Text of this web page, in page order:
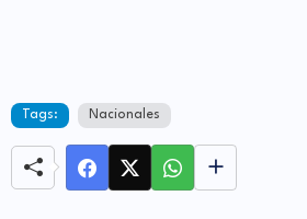
Tags: Nacionales